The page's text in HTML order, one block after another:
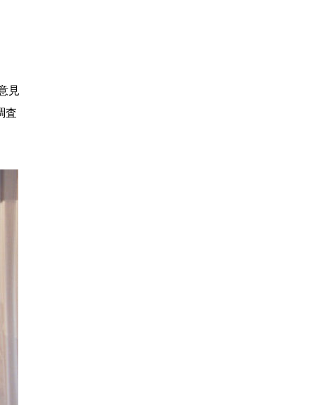
見
査